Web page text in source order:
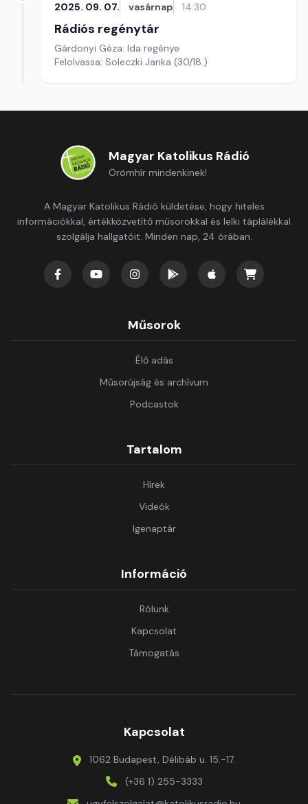
2025. 09. 07. vasárnap 14:30
Rádiós regénytár
Gárdonyi Géza: Ida regénye
Felolvassa: Soleczki Janka (30/18.)
Magyar Katolikus Rádió
Örömhír mindenkinek!
A Magyar Katolikus Rádió küldetése, hogy hiteles
információkkal, értékközvetítő műsorokkal és lelki táplálékkal
szolgálja hallgatóit. Minden nap, 24 órában.
Műsorok
Élő adás
Műsorújság és archívum
Podcastok
Tartalom
Hírek
Videók
Igenaptár
Információ
Rólunk
Kapcsolat
Támogatás
Kapcsolat
1062 Budapest, Délibáb u. 15.-17.
(+36 1) 255-3333